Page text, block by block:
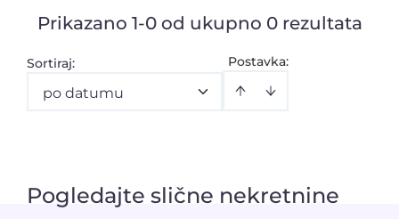
Prikazano 1-0 od ukupno 0 rezultata
Postavka:
Sortiraj:
po datumu
Pogledajte slične nekretnine